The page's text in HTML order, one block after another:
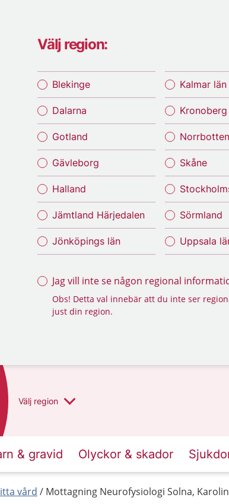
Välj region:
Blekinge
Dalarna
Gotland
Gävleborg
Halland
Jämtland Härjedalen
Jönköpings län
Kalmar län
Kronoberg
Norrbotten
Skåne
Sörmland
Uppsala
Jag vill inte se någon regional
Obs! Detta val innebär att du inte ser
just din region.
Välj region
& gravid Olyckor & skador
vård Mottagning Neurofysiologi Solna,